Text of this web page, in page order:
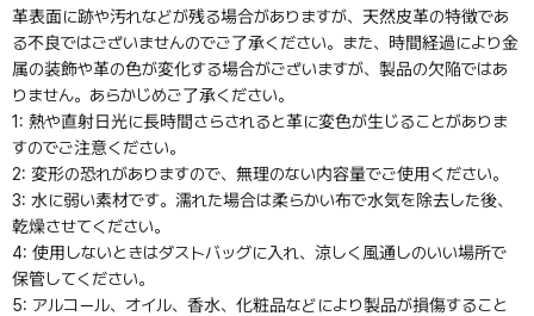
革表面に跡や汚れなどが残る場合がありますが、天然皮革の特徴であ
る不良ではございませんのでご了承ください。また、時間経過により金
属の装飾や革の色が変化する場合がございますが、製品の欠陥ではあ
りません。あらかじめご了承ください。
1: 熱や直射日光に長時間さらされると革に変色が生じることがありま
すのでご注意ください。
2: 変形の恐れがありますので、無理のない内容量でご使用ください。
3: 水に弱い素材です。濡れた場合は柔らかい布で水気を除去した後、
乾燥させてください。
4: 使用しないときはダストバッグに入れ、涼しく風通しのいい場所で
保管してください。
5: アルコール、オイル、香水、化粧品などにより製品が損傷すること